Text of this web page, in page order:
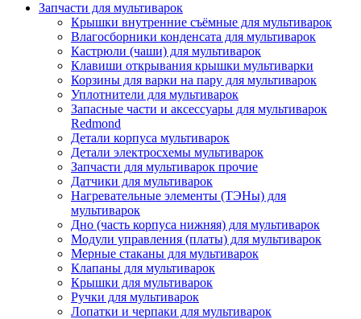
Запчасти для мультиварок
Крышки внутренние съёмные для мультиварок
Влагосборники конденсата для мультиварок
Кастрюли (чаши) для мультиварок
Клавиши открывания крышки мультиварки
Корзины для варки на пару для мультиварок
Уплотнители для мультиварок
Запасные части и аксессуары для мультиварок
Redmond
Детали корпуса мультиварок
Детали электросхемы мультиварок
Запчасти для мультиварок прочие
Датчики для мультиварок
Нагревательные элементы (ТЭНы) для
мультиварок
Дно (часть корпуса нижняя) для мультиварок
Модули управления (платы) для мультиварок
Мерные стаканы для мультиварок
Клапаны для мультиварок
Крышки для мультиварок
Ручки для мультиварок
Лопатки и черпаки для мультиварок